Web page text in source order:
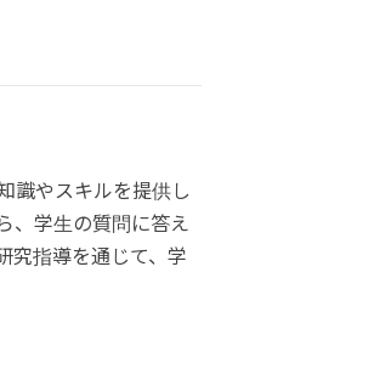
識やスキルを提供し
、学生の質問に答え
究指導を通じて、学